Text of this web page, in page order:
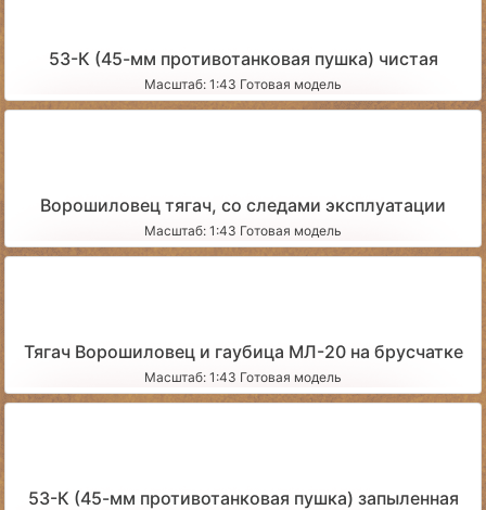
53-К (45-мм противотанковая пушка) чистая
Масштаб: 1:43 Готовая модель
Ворошиловец тягач, со следами эксплуатации
Масштаб: 1:43 Готовая модель
Тягач Ворошиловец и гаубица МЛ-20 на брусчатке
Масштаб: 1:43 Готовая модель
53-К (45-мм противотанковая пушка) запыленная